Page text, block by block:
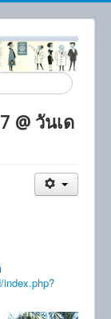
@ วันเด
index.php?